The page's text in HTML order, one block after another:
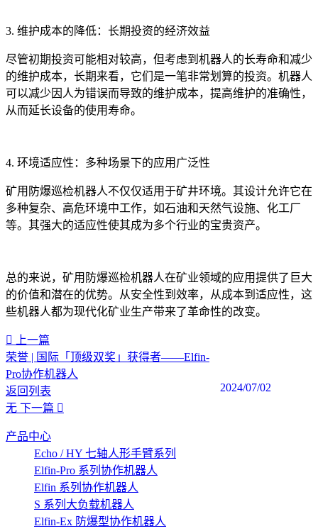
3. 维护成本的降低：长期投资的经济效益
尽管初期投资可能相对较高，但考虑到机器人的长寿命和减少
的维护成本，长期来看，它们是一笔非常划算的投资。机器人
可以减少因人为错误而导致的维护成本，提高维护的准确性，
从而延长设备的使用寿命。
4. 环境适应性：多种场景下的应用广泛性
矿用防爆巡检机器人不仅仅适用于矿井环境。其设计允许它在
多种复杂、高危环境中工作，如石油和天然气设施、化工厂
等。其强大的适应性使其成为多个行业的宝贵资产。
总的来说，矿用防爆巡检机器人在矿业领域的应用提供了巨大
的价值和潜在的优势。从安全性到效率，从成本到适应性，这
些机器人都为现代化矿业生产带来了革命性的改变。‍
上一篇
荣誉 | 国际「顶级双奖」获得者——Elfin-
Pro协作机器人
2024/07/02
返回列表
无 下一篇
产品中心
Echo / HY 七轴人形手臂系列
Elfin-Pro 系列协作机器人
Elfin 系列协作机器人
S 系列大负载机器人
Elfin-Ex 防爆型协作机器人